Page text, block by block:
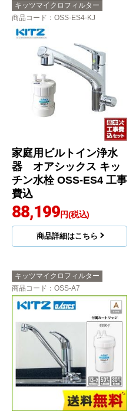
キッツマイクロフィルター
商品コード ：OSS-ES4-KJ
家庭用ビルトイン浄水
器 オアシックス キッ
チン水栓 OSS-ES4 工事
費込
88,199円(税込)
商品詳細はこちら
キッツマイクロフィルター
商品コード ：OSS-A7